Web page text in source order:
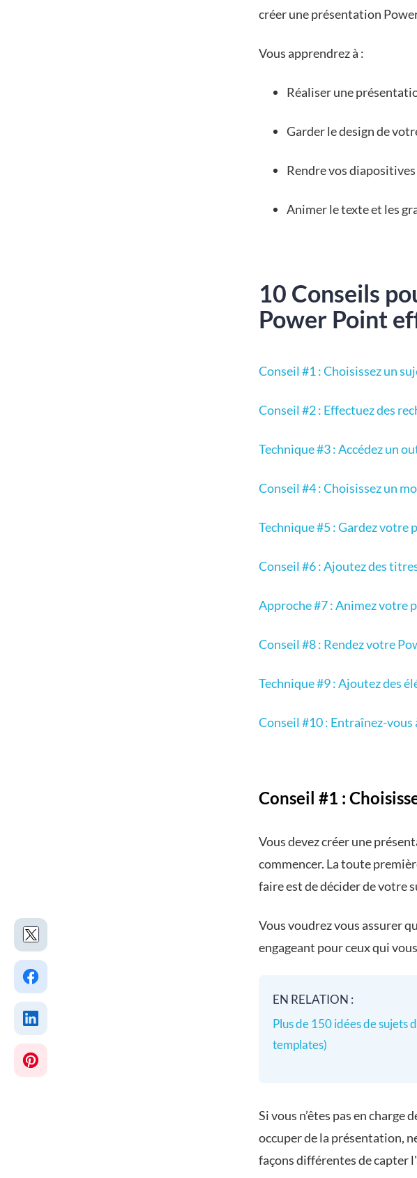
créer une présentation
Vous apprendrez à :
Réaliser une
Garder le design de
Rendre vos
Animer le texte et les
10 Conseils
Power Point
Conseil #1 : Choisissez un
Conseil #2 : Effectuez des
Technique #3 : Accédez un
Conseil #4 : Choisissez un
Technique #5 : Gardez votre
Conseil #6 : Ajoutez des
Approche #7 : Animez votre
Conseil #8 : Rendez votre
Technique #9 : Ajoutez des
Conseil #10 : Entraînez-
Conseil #1 :
Vous devez créer une
commencer. La toute
faire est de décider de votre
Vous voudrez vous assurer
engageant pour ceux qui
EN RELATION :
Plus de 150 idées de sujets
templates)
Si vous n’êtes pas en
occuper de la présentation,
façons différentes de capter